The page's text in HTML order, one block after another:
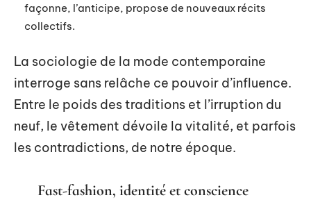
façonne, l’anticipe, propose de nouveaux récits
collectifs.
La sociologie de la mode contemporaine
interroge sans relâche ce pouvoir d’influence.
Entre le poids des traditions et l’irruption du
neuf, le vêtement dévoile la vitalité, et parfois
les contradictions, de notre époque.
Fast-fashion, identité et conscience